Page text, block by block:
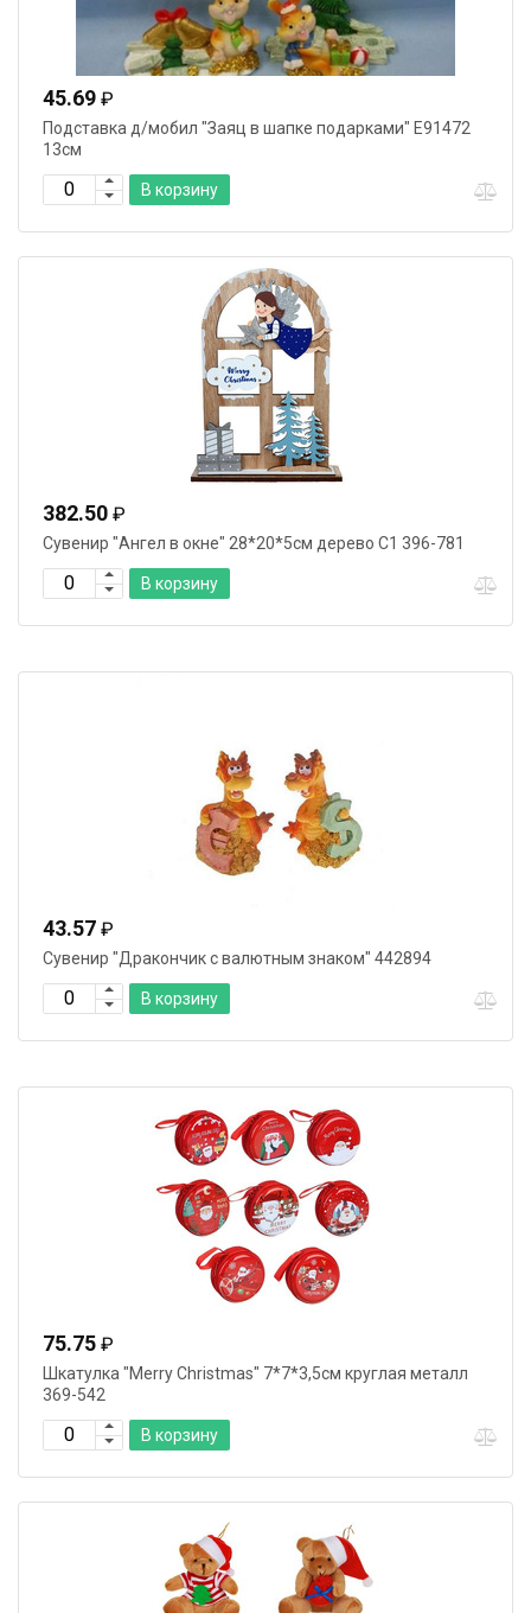
45.69 ₽
Подставка д/мобил "Заяц в шапке подарками" Е91472
13см
В корзину
382.50 ₽
Сувенир "Ангел в окне" 28*20*5см дерево С1 396-781
В корзину
43.57 ₽
Сувенир "Дракончик с валютным знаком" 442894
В корзину
75.75 ₽
Шкатулка "Merry Christmas" 7*7*3,5см круглая металл
369-542
В корзину